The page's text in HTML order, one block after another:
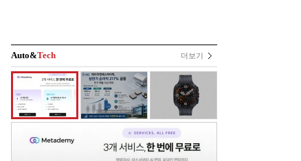
Auto&Tech 더보기